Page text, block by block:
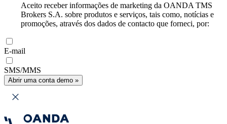
Aceito receber informações de marketing da OANDA TMS
Brokers S.A. sobre produtos e serviços, tais como, notícias e
promoções, através dos dados de contacto que forneci, por:
E-mail
SMS/MMS
Abrir uma conta demo »